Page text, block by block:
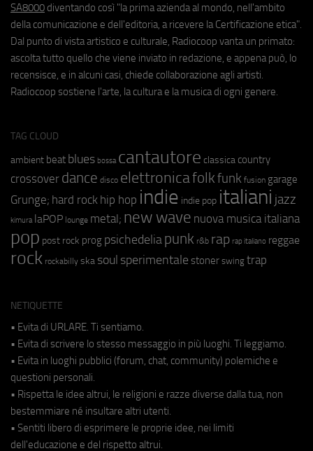
SA8000 diventando così "la prima azienda al mondo, nell'ambito
della comunicazione e dell'editoria, a ricevere la Certificazione etica".
Dal punto di vista artistico e culturale, Radiocoop vanta un primato:
ascolta tutto quello che viene inviato in redazione, e appena può, lo
recensisce, e in alcuni casi, chiede collaborazione agli artisti.
Radiocoop sostiene l'arte, la cultura e la musica di ogni genere.
TAG CLOUD
ambient beat blues bossa cantautore classica country
crossover dance disco elettronicafolkfunk fusion garage
Grunge; hard rock hip hop indie indie pop italiani jazz
kimura laPOP lounge metal; new wave nuova musica italiana
pop post rock prog psichedeliapunk r&b rap rap italiano reggae
rock rockabilly ska soul sperimentale stoner swing trap
NETIQUETTE
• Evita di URLARE. Ti sentiamo.
• Evita di scrivere lo stesso messaggio in più luoghi. Ti leggiamo.
• Evita in luoghi pubblici (forum, chat, community) polemiche e
questioni personali.
• Rispetta le idee altrui, le religioni e razze diverse dalla tua, non
bestemmiare né insultare altri utenti.
• Sentiti libero di esprimere le proprie idee, nei limiti
dell'educazione e del rispetto altrui.